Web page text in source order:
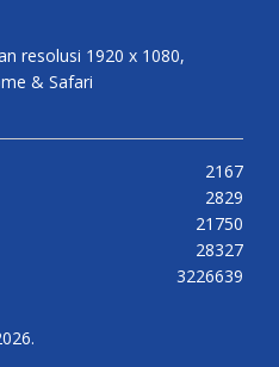
resolusi 1920 x 1080,
& Safari
2167
2829
21750
28327
3226639